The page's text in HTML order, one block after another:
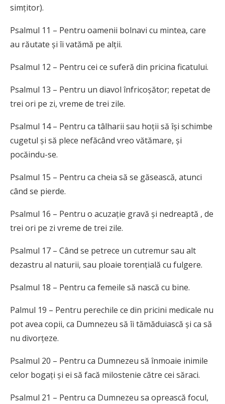
simțitor).
Psalmul 11 – Pentru oamenii bolnavi cu mintea, care
au răutate și îi vatămă pe alții.
Psalmul 12 – Pentru cei ce suferă din pricina ficatului.
Psalmul 13 – Pentru un diavol înfricoșător; repetat de
trei ori pe zi, vreme de trei zile.
Psalmul 14 – Pentru ca tâlharii sau hoții să își schimbe
cugetul și să plece nefăcând vreo vătămare, și
pocăindu-se.
Psalmul 15 – Pentru ca cheia să se găsească, atunci
când se pierde.
Psalmul 16 – Pentru o acuzație gravă și nedreaptă , de
trei ori pe zi vreme de trei zile.
Psalmul 17 – Când se petrece un cutremur sau alt
dezastru al naturii, sau ploaie torențială cu fulgere.
Psalmul 18 – Pentru ca femeile să nască cu bine.
Palmul 19 – Pentru perechile ce din pricini medicale nu
pot avea copii, ca Dumnezeu să îi tămăduiască și ca să
nu divorțeze.
Psalmul 20 – Pentru ca Dumnezeu să înmoaie inimile
celor bogați și ei să facă milostenie către cei săraci.
Psalmul 21 – Pentru ca Dumnezeu sa oprească focul,